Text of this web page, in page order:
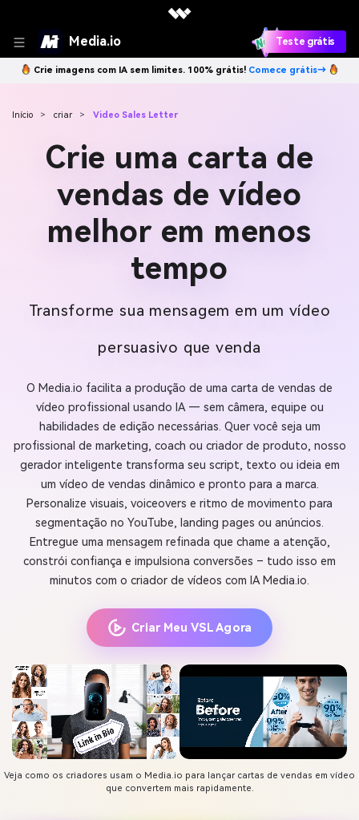
Media.io Teste grátis
Crie imagens com IA sem limites. 100% grátis! Comece grátis→
Início > criar > Video Sales Letter
Crie uma carta de
vendas de vídeo
melhor em menos
tempo
Transforme sua mensagem em um vídeo
persuasivo que venda
O Media.io facilita a produção de uma carta de vendas de
vídeo profissional usando IA — sem câmera, equipe ou
habilidades de edição necessárias. Quer você seja um
profissional de marketing, coach ou criador de produto, nosso
gerador inteligente transforma seu script, texto ou ideia em
um vídeo de vendas dinâmico e pronto para a marca.
Personalize visuais, voiceovers e ritmo de movimento para
segmentação no YouTube, landing pages ou anúncios.
Entregue uma mensagem refinada que chame a atenção,
constrói confiança e impulsiona conversões – tudo isso em
minutos com o criador de vídeos com IA Media.io.
Criar Meu VSL Agora
Veja como os criadores usam o Media.io para lançar cartas de vendas em vídeo
que convertem mais rapidamente.